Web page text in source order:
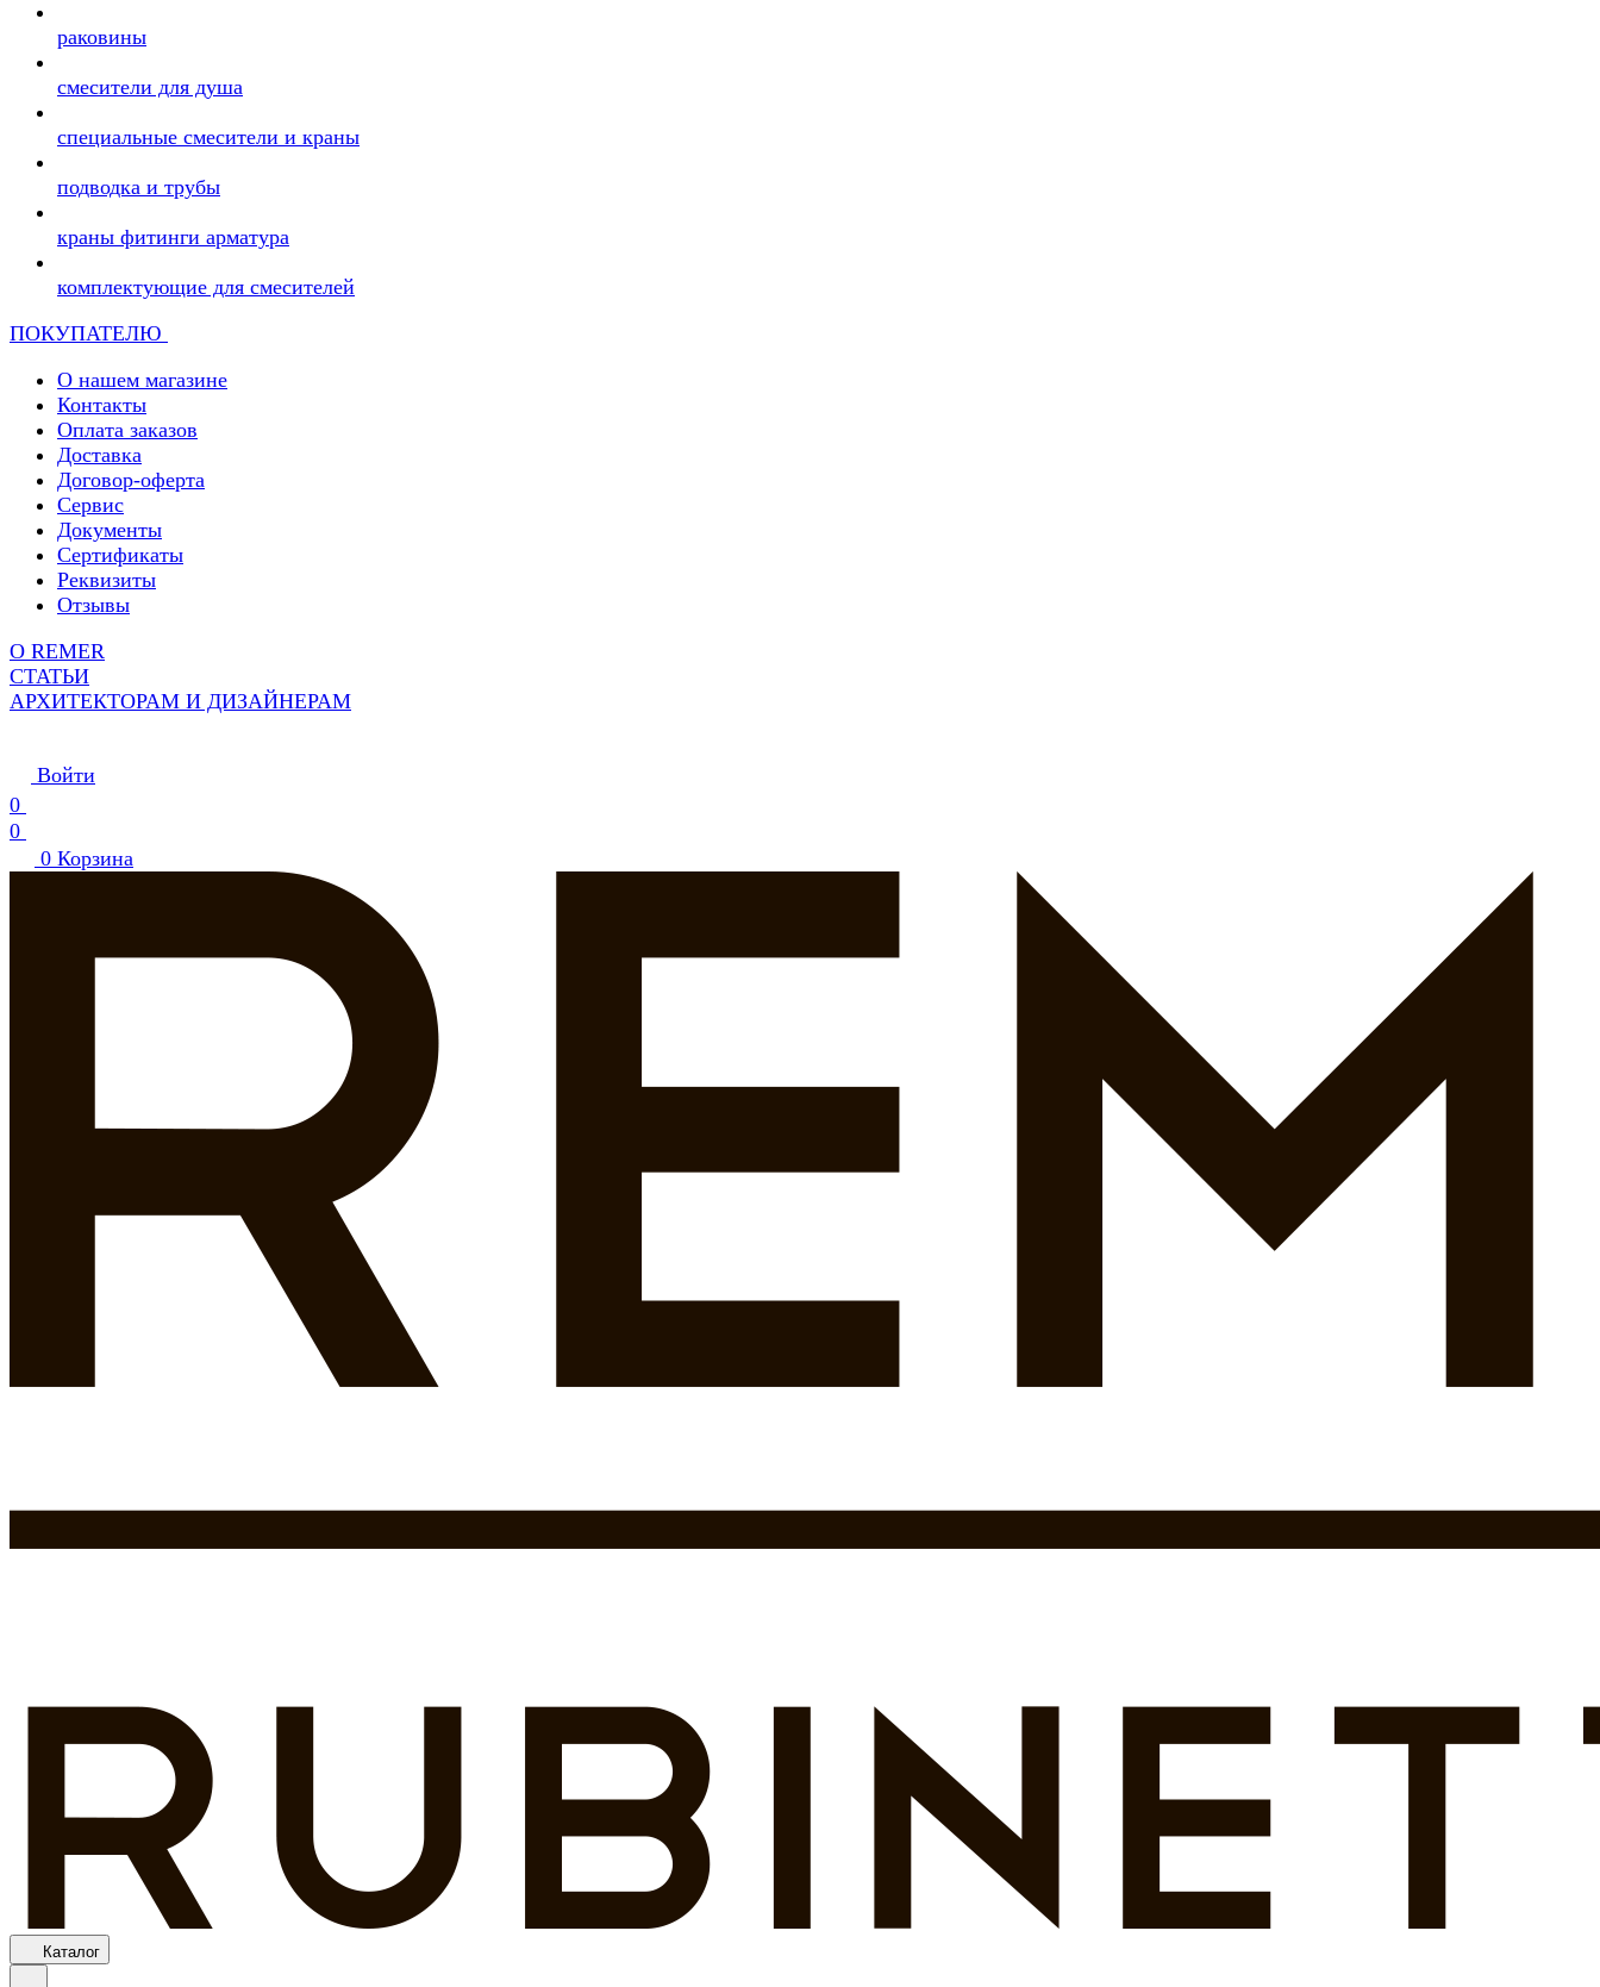
раковины
смесители для душа
специальные смесители и краны
подводка и трубы
краны фитинги арматура
комплектующие для смесителей
ПОКУПАТЕЛЮ
О нашем магазине
Контакты
Оплата заказов
Доставка
Договор-оферта
Сервис
Документы
Сертификаты
Реквизиты
Отзывы
О REMER
СТАТЬИ
АРХИТЕКТОРАМ И ДИЗАЙНЕРАМ
Войти
0
0
0 Корзина
Каталог